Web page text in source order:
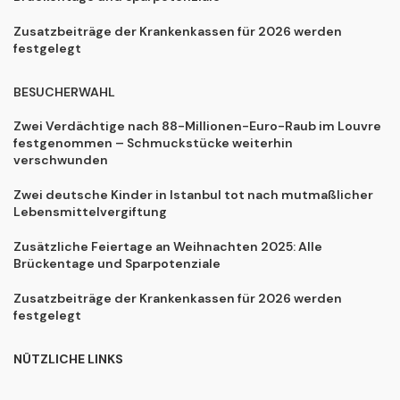
Zusatzbeiträge der Krankenkassen für 2026 werden
festgelegt
BESUCHERWAHL
Zwei Verdächtige nach 88-Millionen-Euro-Raub im Louvre
festgenommen – Schmuckstücke weiterhin
verschwunden
Zwei deutsche Kinder in Istanbul tot nach mutmaßlicher
Lebensmittelvergiftung
Zusätzliche Feiertage an Weihnachten 2025: Alle
Brückentage und Sparpotenziale
Zusatzbeiträge der Krankenkassen für 2026 werden
festgelegt
NÜTZLICHE LINKS